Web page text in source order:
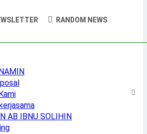
Motivator
Namin AB Ibnu Solihin
RANDOM NEWS
AB IBNU SOLIHIN